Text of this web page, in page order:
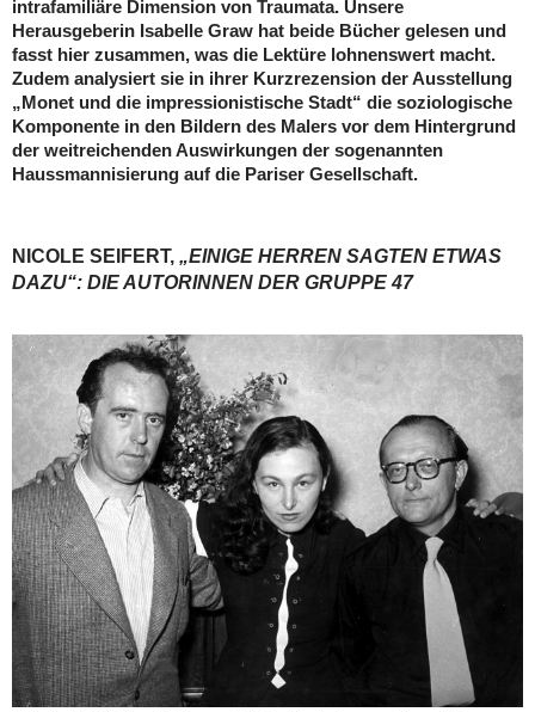
intrafamiliäre Dimension von Traumata. Unsere
Herausgeberin Isabelle Graw hat beide Bücher gelesen und
fasst hier zusammen, was die Lektüre lohnenswert macht.
Zudem analysiert sie in ihrer Kurzrezension der Ausstellung
„Monet und die impressionistische Stadt“ die soziologische
Komponente in den Bildern des Malers vor dem Hintergrund
der weitreichenden Auswirkungen der sogenannten
Haussmannisierung auf die Pariser Gesellschaft.
NICOLE SEIFERT, „EINIGE HERREN SAGTEN ETWAS
DAZU“: DIE AUTORINNEN DER GRUPPE 47